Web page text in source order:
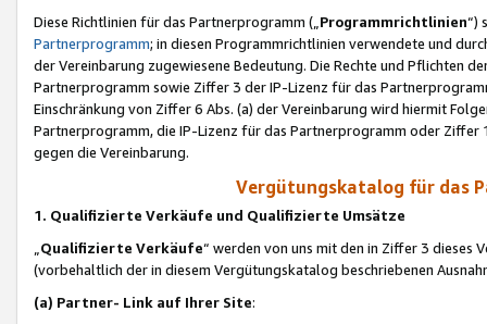
Diese Richtlinien für das Partnerprogramm („Programmrichtlinien“)
Partnerprogramm; in diesen Programmrichtlinien verwendete und
der Vereinbarung zugewiesene Bedeutung. Die Rechte und Pflichten
Partnerprogramm sowie Ziffer 3 der IP-Lizenz für das
Einschränkung von Ziffer 6 Abs. (a) der Vereinbarung wird hiermit
Partnerprogramm, die IP-Lizenz für das Partnerprogramm oder
gegen die Vereinbarung.
Vergütungskatalog für das
1. Qualifizierte Verkäufe und Qualifizierte Umsätze
Qualifizierte Verkäufe“ werden von uns mit den in Ziffer 3
(vorbehaltlich der in diesem Vergütungskatalog beschriebenen
(a) Partner- Link auf Ihrer Site: